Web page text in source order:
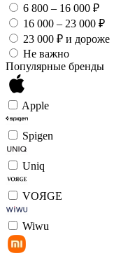
6 800 – 16 000 ₽
16 000 – 23 000 ₽
23 000 ₽ и дороже
Не важно
Популярные бренды
Apple
Spigen
Uniq
VOЯGE
Wiwu